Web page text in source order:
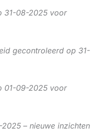
31-08-2025 voor
gecontroleerd op 31-
01-09-2025 voor
– nieuwe inzichten